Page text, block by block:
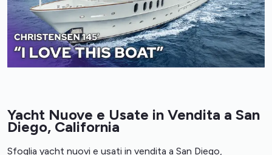
Yacht Nuove e Usate in Vendita a San
Diego, California
Sfoglia yacht nuovi e usati in vendita a San Diego,